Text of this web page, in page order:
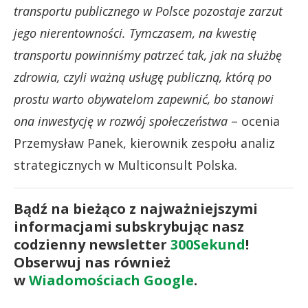
transportu publicznego w Polsce pozostaje zarzut
jego nierentowności. Tymczasem, na kwestię
transportu powinniśmy patrzeć tak, jak na służbę
zdrowia, czyli ważną usługę publiczną, którą po
prostu warto obywatelom zapewnić, bo stanowi
ona inwestycję w rozwój społeczeństwa – ocenia
Przemysław Panek, kierownik zespołu analiz
strategicznych w Multiconsult Polska.
Bądź na bieżąco z najważniejszymi
informacjami subskrybując nasz
codzienny newsletter 300Sekund!
Obserwuj nas również
wWiadomościach Google.